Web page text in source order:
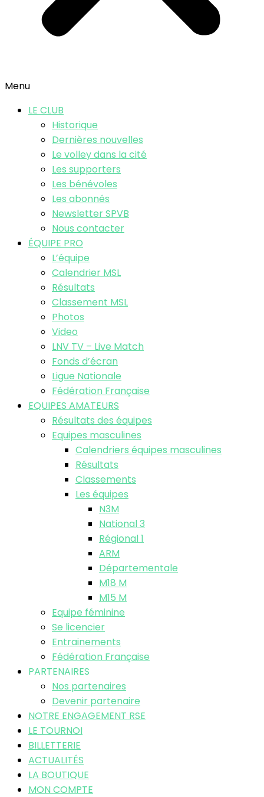
Menu
LE CLUB
Historique
Dernières nouvelles
Le volley dans la cité
Les supporters
Les bénévoles
Les abonnés
Newsletter SPVB
Nous contacter
ÉQUIPE PRO
L’équipe
Calendrier MSL
Résultats
Classement MSL
Photos
Video
LNV TV – Live Match
Fonds d’écran
Ligue Nationale
Fédération Française
EQUIPES AMATEURS
Résultats des équipes
Equipes masculines
Calendriers équipes masculines
Résultats
Classements
Les équipes
N3M
National 3
Régional 1
ARM
Départementale
M18 M
M15 M
Equipe féminine
Se licencier
Entrainements
Fédération Française
PARTENAIRES
Nos partenaires
Devenir partenaire
NOTRE ENGAGEMENT RSE
LE TOURNOI
BILLETTERIE
ACTUALITÉS
LA BOUTIQUE
MON COMPTE